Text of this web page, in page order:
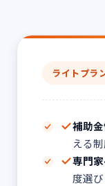
ライトプラ
補助
える
専門
度選